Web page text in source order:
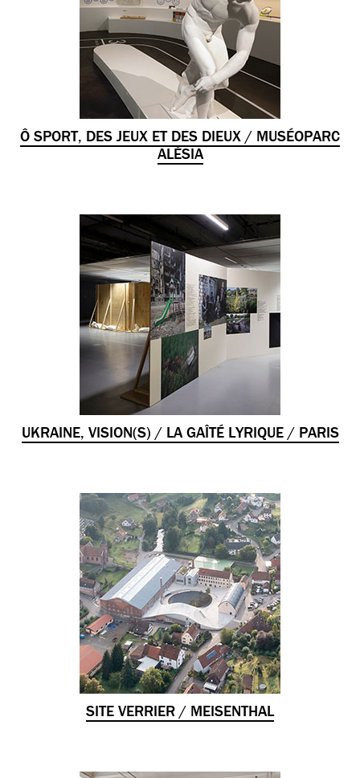
Ô SPORT, DES JEUX ET DES DIEUX / MUSÉOPARC
ALÉSIA
UKRAINE, VISION(S) / LA GAÎTÉ LYRIQUE / PARIS
SITE VERRIER / MEISENTHAL